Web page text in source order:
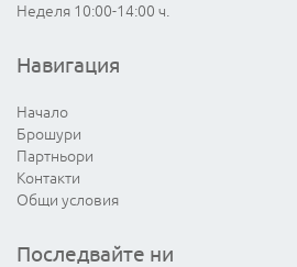
Неделя 10:00-14:00 ч.
Навигация
Начало
Брошури
Партньори
Контакти
Общи условия
Последвайте ни